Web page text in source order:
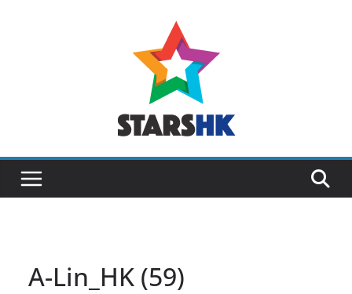
A-Lin_HK (59)